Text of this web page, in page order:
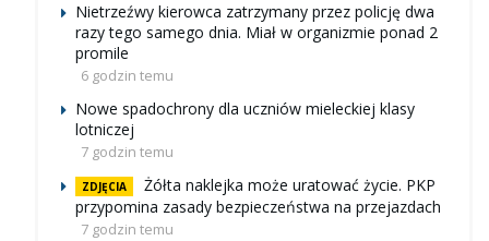
Nietrzeźwy kierowca zatrzymany przez policję dwa
razy tego samego dnia. Miał w organizmie ponad 2
promile
6 godzin temu
Nowe spadochrony dla uczniów mieleckiej klasy
lotniczej
7 godzin temu
ZDJĘCIA
Żółta naklejka może uratować życie. PKP
przypomina zasady bezpieczeństwa na przejazdach
7 godzin temu